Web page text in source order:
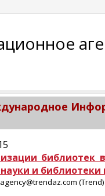
библиотек
и
(Trend)